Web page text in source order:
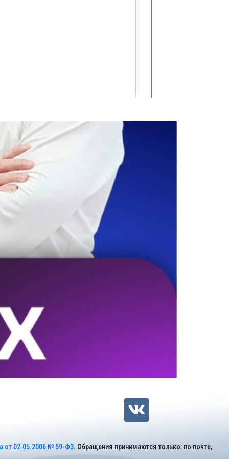
от 02.05.2006 № 59-ФЗ. Обращения принимаются только: по почте,